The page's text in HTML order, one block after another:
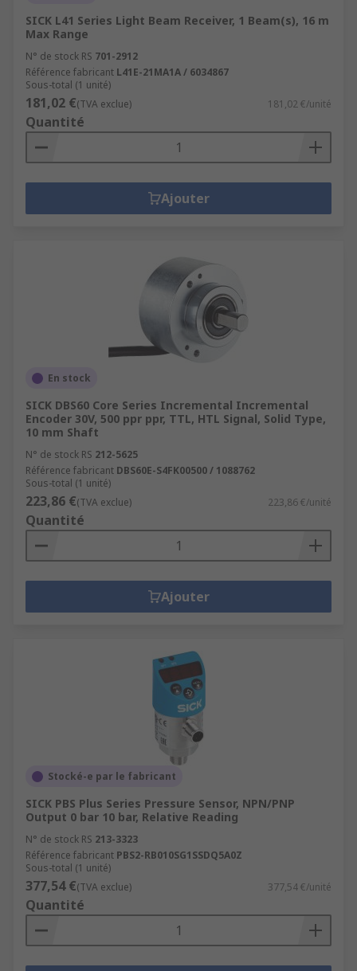
SICK L41 Series Light Beam Receiver, 1 Beam(s), 16 m
Max Range
N° de stock RS 701-2912
Référence fabricant L41E-21MA1A / 6034867
Sous-total (1 unité)
181,02 €(TVA exclue) 181,02 €/unité
Quantité
Ajouter
En stock
SICK DBS60 Core Series Incremental Incremental
Encoder 30V, 500 ppr ppr, TTL, HTL Signal, Solid Type,
10 mm Shaft
N° de stock RS 212-5625
Référence fabricant DBS60E-S4FK00500 / 1088762
Sous-total (1 unité)
223,86 €(TVA exclue) 223,86 €/unité
Quantité
Ajouter
Stocké-e par le fabricant
SICK PBS Plus Series Pressure Sensor, NPN/PNP
Output 0 bar 10 bar, Relative Reading
N° de stock RS 213-3323
Référence fabricant PBS2-RB010SG1SSDQ5A0Z
Sous-total (1 unité)
377,54 €(TVA exclue) 377,54 €/unité
Quantité